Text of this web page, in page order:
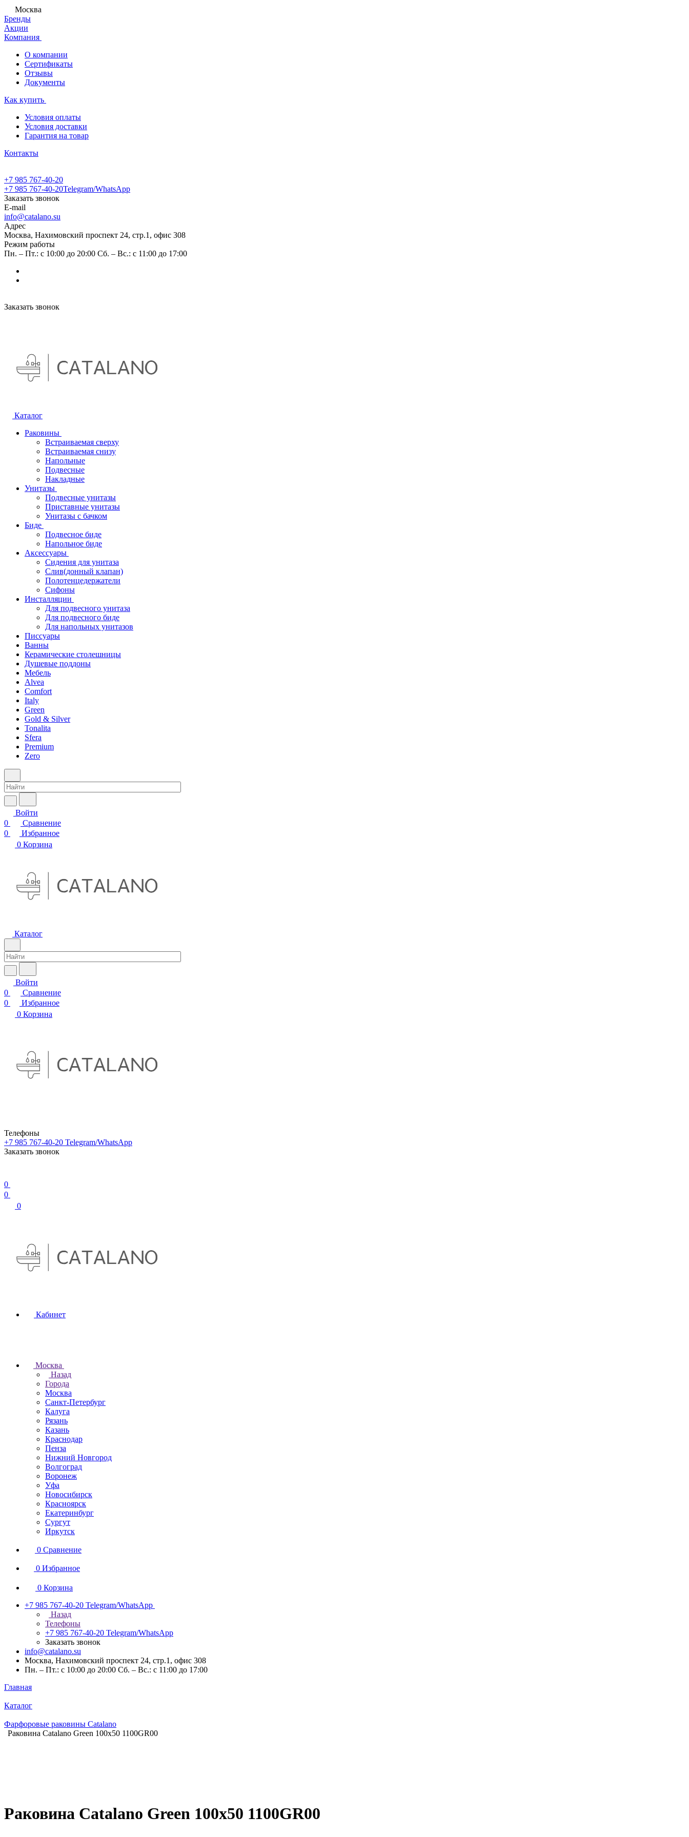
Москва
Бренды
Акции
Компания
О компании
Сертификаты
Отзывы
Документы
Как купить
Условия оплаты
Условия доставки
Гарантия на товар
Контакты
+7 985 767-40-20
+7 985 767-40-20Telegram/WhatsApp
Заказать звонок
E-mail
info@catalano.su
Адрес
Москва, Нахимовский проспект 24, стр.1, офис 308
Режим работы
Пн. – Пт.: с 10:00 до 20:00 Сб. – Вс.: с 11:00 до 17:00
Заказать звонок
Каталог
Раковины
Встраиваемая сверху
Встраиваемая снизу
Напольные
Подвесные
Накладные
Унитазы
Подвесные унитазы
Приставные унитазы
Унитазы с бачком
Биде
Подвесное биде
Напольное биде
Аксессуары
Сидения для унитаза
Слив(донный клапан)
Полотенцедержатели
Сифоны
Инсталляции
Для подвесного унитаза
Для подвесного биде
Для напольных унитазов
Писсуары
Ванны
Керамические столешницы
Душевые поддоны
Мебель
Alvea
Comfort
Italy
Green
Gold & Silver
Tonalita
Sfera
Premium
Zero
Войти
0
Сравнение
0
Избранное
0 Корзина
Каталог
Войти
0
Сравнение
0
Избранное
0 Корзина
Телефоны
+7 985 767-40-20 Telegram/WhatsApp
Заказать звонок
0
0
0
Кабинет
Москва
Назад
Города
Москва
Санкт-Петербург
Калуга
Рязань
Казань
Краснодар
Пенза
Нижний Новгород
Волгоград
Воронеж
Уфа
Новосибирск
Красноярск
Екатеринбург
Сургут
Иркутск
0 Сравнение
0 Избранное
0 Корзина
+7 985 767-40-20 Telegram/WhatsApp
Назад
Телефоны
+7 985 767-40-20 Telegram/WhatsApp
Заказать звонок
info@catalano.su
Москва, Нахимовский проспект 24, стр.1, офис 308
Пн. – Пт.: с 10:00 до 20:00 Сб. – Вс.: с 11:00 до 17:00
Главная
Каталог
Фарфоровые раковины Catalano
Раковина Catalano Green 100x50 1100GR00
Раковина Catalano Green 100x50 1100GR00